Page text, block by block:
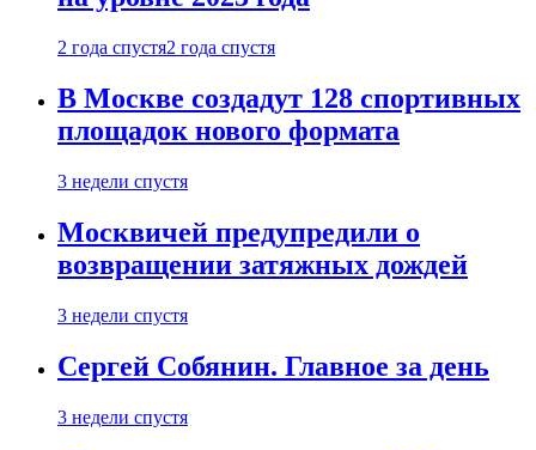
2 года спустя2 года спустя
В Москве создадут 128 спортивных
площадок нового формата
3 недели спустя
Москвичей предупредили о
возвращении затяжных дождей
3 недели спустя
Сергей Собянин. Главное за день
3 недели спустя